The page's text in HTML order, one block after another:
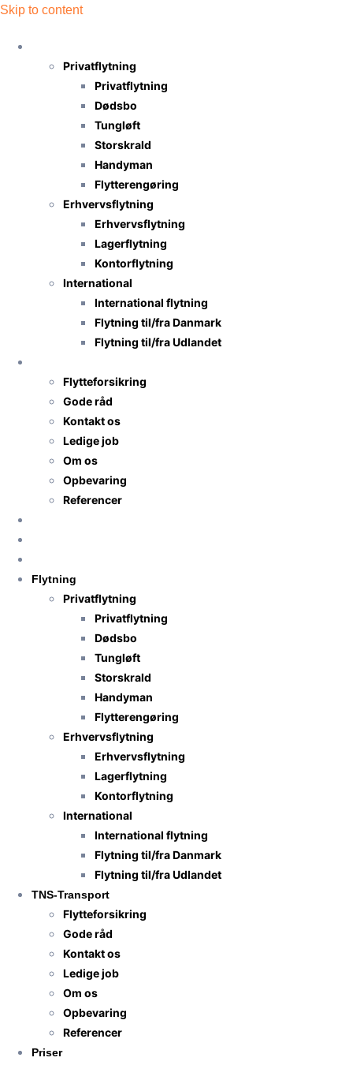
Skip to content
Privatflytning
Privatflytning
Dødsbo
Tungløft
Storskrald
Handyman
Flytterengøring
Erhvervsflytning
Erhvervsflytning
Lagerflytning
Kontorflytning
International
International flytning
Flytning til/fra Danmark
Flytning til/fra Udlandet
Flytteforsikring
Gode råd
Kontakt os
Ledige job
Om os
Opbevaring
Referencer
Flytning
Privatflytning
Privatflytning
Dødsbo
Tungløft
Storskrald
Handyman
Flytterengøring
Erhvervsflytning
Erhvervsflytning
Lagerflytning
Kontorflytning
International
International flytning
Flytning til/fra Danmark
Flytning til/fra Udlandet
TNS-Transport
Flytteforsikring
Gode råd
Kontakt os
Ledige job
Om os
Opbevaring
Referencer
Priser